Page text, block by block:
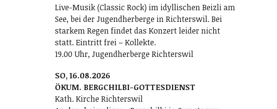
Live-Musik (Classic Rock) im idyllischen Beizli am
See, bei der Jugendherberge in Richterswil. Bei
starkem Regen findet das Konzert leider nicht
statt. Eintritt frei – Kollekte.
19.00 Uhr, Jugendherberge Richterswil
SO, 16.08.2026
ÖKUM. BERGCHILBI-GOTTESDIENST
Kath. Kirche Richterswil